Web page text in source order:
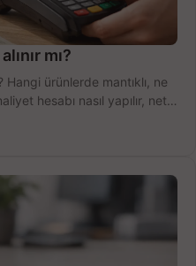
mı?
Hangi ürünlerde mantıklı, ne
hesabı nasıl yapılır, net